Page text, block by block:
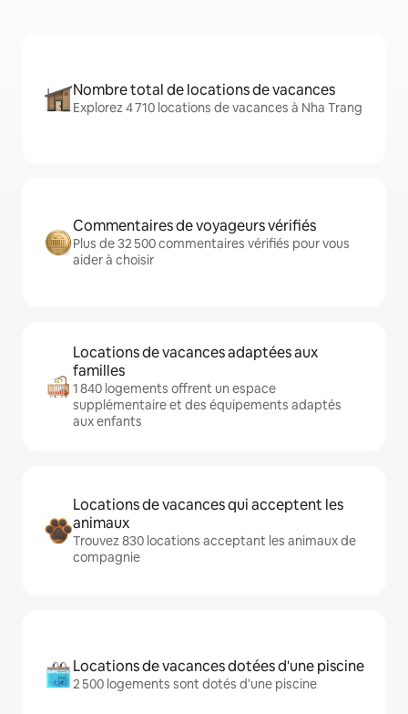
Nombre total de locations de vacances
Explorez 4 710 locations de vacances à Nha Trang
Commentaires de voyageurs vérifiés
Plus de 32 500 commentaires vérifiés pour vous
aider à choisir
Locations de vacances adaptées aux
familles
1 840 logements offrent un espace
supplémentaire et des équipements adaptés
aux enfants
Locations de vacances qui acceptent les
animaux
Trouvez 830 locations acceptant les animaux de
compagnie
Locations de vacances dotées d'une piscine
2 500 logements sont dotés d'une piscine